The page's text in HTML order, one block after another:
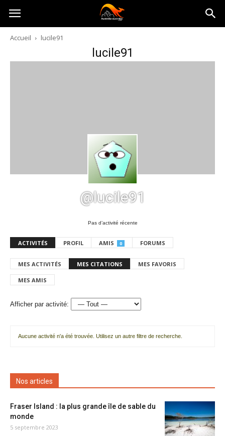
Australia-
australie.com
Accueil lucile91
lucile91
@lucile91
Pas d’activité récente
ACTIVITÉS PROFIL AMIS 0 FORUMS
MES ACTIVITÉS MES CITATIONS MES FAVORIS
MES AMIS
Afficher par activité:
Aucune activité n'a été trouvée. Utilisez un autre filtre de recherche.
Nos articles
Fraser Island : la plus grande île de sable du
monde
5 septembre 2023